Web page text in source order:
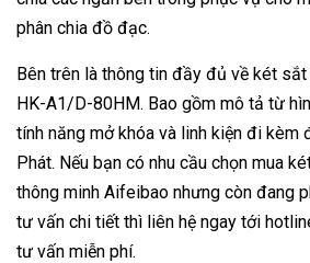
phân chia đồ đạc.
Bên trên là thông tin đầy đủ về két
HK-A1/D-80HM. Bao gồm mô tả từ
tính năng mở khóa và linh kiện đi kèm
Phát. Nếu bạn có nhu cầu chọn mua
thông minh Aifeibao nhưng còn đang
tư vấn chi tiết thì liên hệ ngay tới
tư vấn miễn phí.